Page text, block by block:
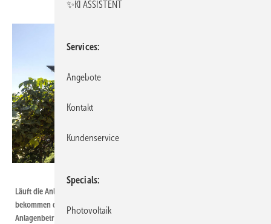
Läuft die Anlage optimal? Mit dem neuen Assistenten von Solargik
bekommen die Betriebsführer klare Hinweise zur Optimierung des
Anlagenbetriebs.
✨KI ASSISTENT
Services
Angebote
Kontakt
Kundenservice
Specials
Photovoltaik